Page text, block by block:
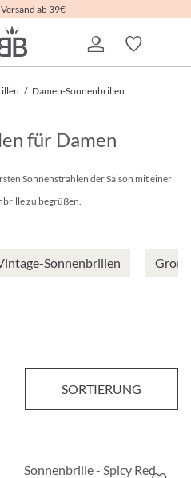
ab 39€
/ Damen-Sonnenbrillen
für Damen
Sonnenstrahlen der Saison mit einer
zu begrüßen.
Sonnenbrillen
SORTIERUNG
Sonnenbrille - Chic Blue
€ 14,95*
Sonnenbrille - Spicy Red